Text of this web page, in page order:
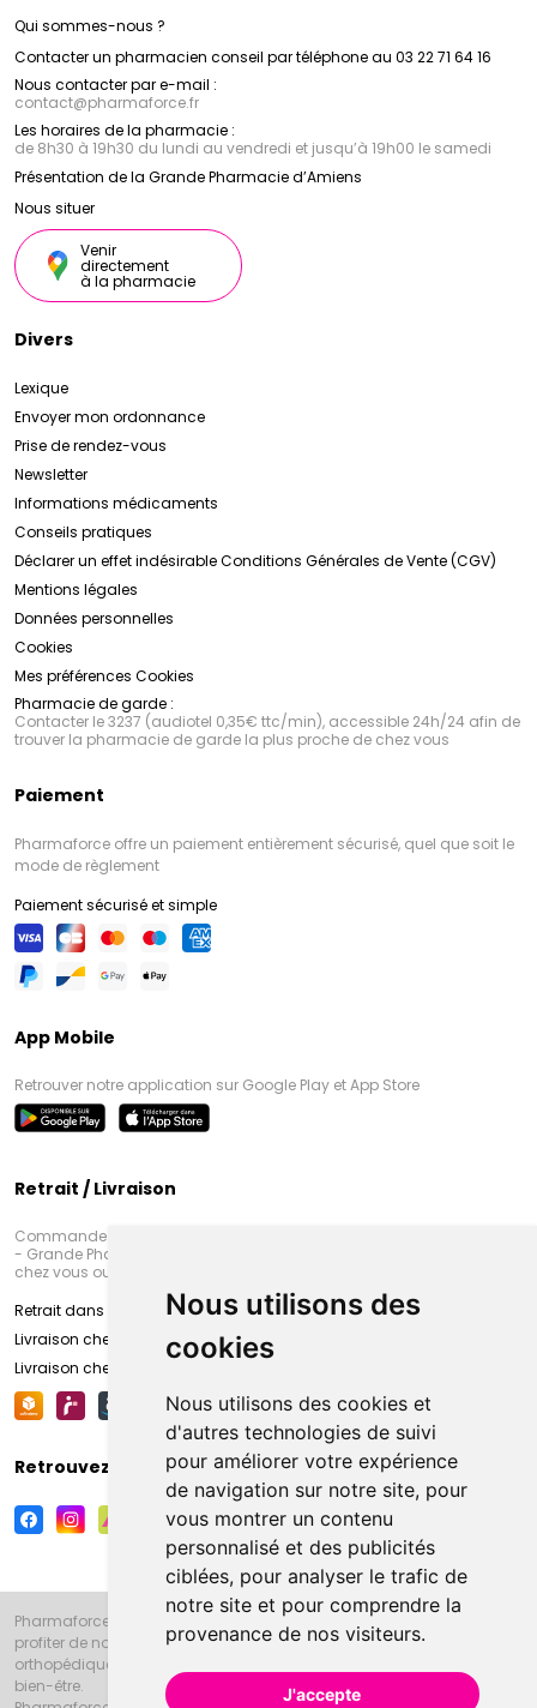
Nous utilisons des
cookies
Nous utilisons des cookies et
d'autres technologies de suivi
pour améliorer votre expérience
de navigation sur notre site, pour
vous montrer un contenu
personnalisé et des publicités
ciblées, pour analyser le trafic de
notre site et pour comprendre la
provenance de nos visiteurs.
J'accepte
Qui sommes-nous ?
Contacter un pharmacien conseil par téléphone au 03 22 71 64 16
Nous contacter par e-mail :
contact@pharmaforce.fr
Les horaires de la pharmacie :
de 8h30 à 19h30 du lundi au vendredi et jusqu’à 19h00 le samedi
Présentation de la Grande Pharmacie d’Amiens
Nous situer
Venir
directement
à la pharmacie
Divers
Lexique
Envoyer mon ordonnance
Prise de rendez-vous
Newsletter
Informations médicaments
Conseils pratiques
Déclarer un effet indésirableConditions Générales de Vente (CGV)
Mentions légales
Données personnelles
Cookies
Mes préférences Cookies
Pharmacie de garde :
Contacter le 3237 (audiotel 0,35€ ttc/min), accessible 24h/24 afin de
trouver la pharmacie de garde la plus proche de chez vous
Paiement
Pharmaforce offre un paiement entièrement sécurisé, quel que soit le
mode de règlement
Paiement sécurisé et simple
App Mobile
Retrouver notre application sur Google Play et App Store
Retrait / Livraison
Commandez en ligne et venez chercher votre commande à Amiens
- Grande Pharmacie d’Amiens (Fachon) ou recevez-là rapidement
chez vous ou en point retrait
Retrait dans la pharmacie d’Amiens
Livraison chez vous
Livraison chez votre commerçant
Retrouvez-nous sur vos réseaux sociaux
Pharmaforce.fr et la Grande Pharmacie d’Amiens vous souhaitent de
profiter de notre accueil, de nos conseils pharmaceutiques,
orthopédiques, homéopathiques, parapharmaceutiques, beauté et
bien-être.